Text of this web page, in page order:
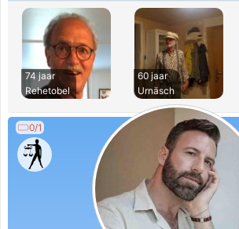
74 jaar
Rehetobel
60 jaar
Urnäsch
0/1